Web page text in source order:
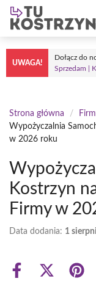
Przejdź
treści
UWAGA!
Dołącz do
Sprzedam |
Strona główna /
Wypożyczalnia
w 2026 roku
Kostrzyn
Firmy w
Data dodania: 1
Share
Share